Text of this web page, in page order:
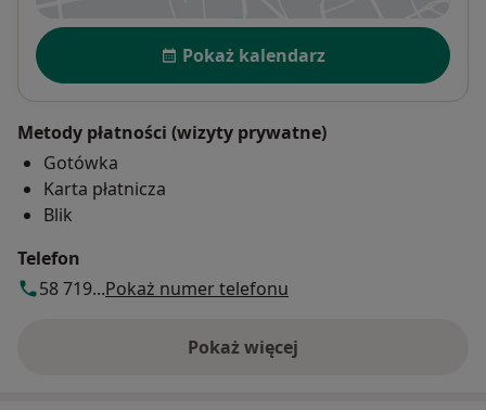
Dostępność
Pokaż kalendarz
Metody płatności (wizyty prywatne)
Gotówka
Karta płatnicza
Blik
Telefon
58 719...Pokaż numer telefonu
Pokaż więcej
o adresie